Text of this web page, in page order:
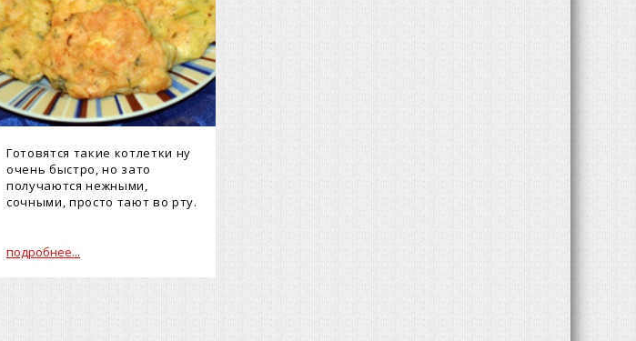
Готовятся такие котлетки ну
очень быстро, но зато
получаются нежными,
сочными, просто тают во рту.
подробнее...